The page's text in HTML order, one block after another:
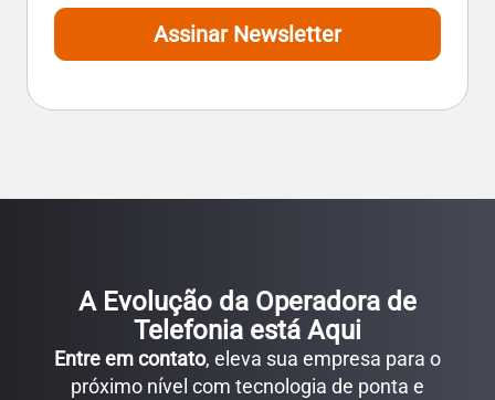
Assinar Newsletter
A Evolução da Operadora de
Telefonia está Aqui
Entre em contato, eleva sua empresa para o
próximo nível com tecnologia de ponta e